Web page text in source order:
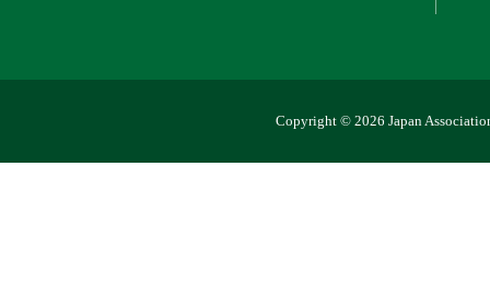
Copyright © 2026 Japan